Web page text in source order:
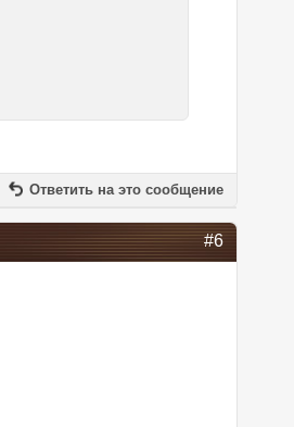
Ответить на это сообщение
#6